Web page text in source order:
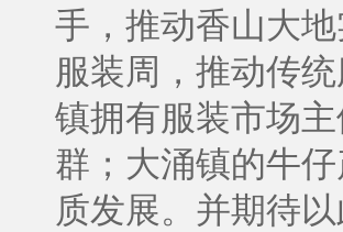
手，推动香山大
服装周，推动传
镇拥有服装市场
群；大涌镇的牛
质发展。并期待